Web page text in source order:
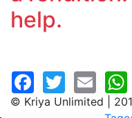
help.
© Kriya Unlimited |